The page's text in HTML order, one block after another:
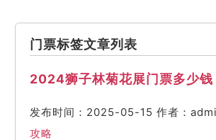
门票标签文章列表
2024狮子林菊花展门票多少钱
发布时间：2025-05-15 作者：
攻略